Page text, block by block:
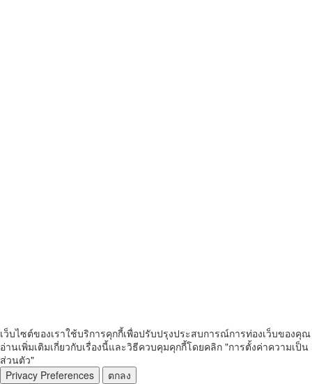
เว็บไซต์ของเราใช้บริการคุกกี้เพื่อปรับปรุงประสบการณ์การท่องเว็บของคุณ
อ่านเพิ่มเติมเกี่ยวกับเรื่องนี้และวิธีควบคุมคุกกี้โดยคลิก "การตั้งค่าความเป็น
ส่วนตัว"
Privacy Preferences
ตกลง